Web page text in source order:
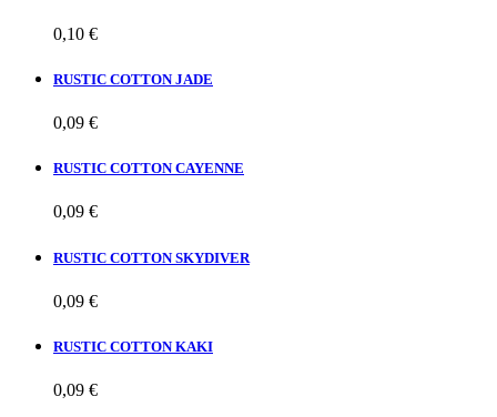
0,10 €
RUSTIC COTTON JADE
0,09 €
RUSTIC COTTON CAYENNE
0,09 €
RUSTIC COTTON SKYDIVER
0,09 €
RUSTIC COTTON KAKI
0,09 €